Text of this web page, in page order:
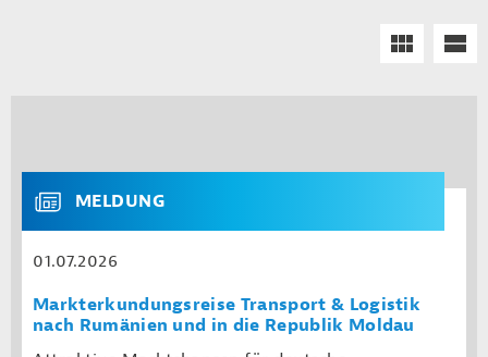
MELDUNG
01.07.2026
Markterkundungsreise Transport & Logistik
nach Rumänien und in die Republik Moldau